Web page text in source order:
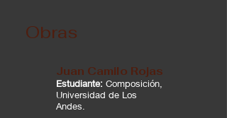
Obras
Juan Camilo Rojas
Estudiante: Composición,
Universidad de Los
Andes.